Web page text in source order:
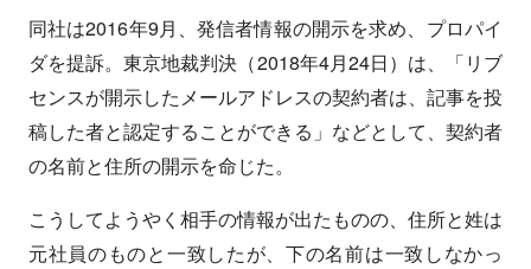
同社は2016年9月、発信者情報の開示を求め、プロパイ
ダを提訴。東京地裁判決（2018年4月24日）は、「リブ
センスが開示したメールアドレスの契約者は、記事を投
稿した者と認定することができる」などとして、契約者
の名前と住所の開示を命じた。
こうしてようやく相手の情報が出たものの、住所と姓は
元社員のものと一致したが、下の名前は一致しなかっ